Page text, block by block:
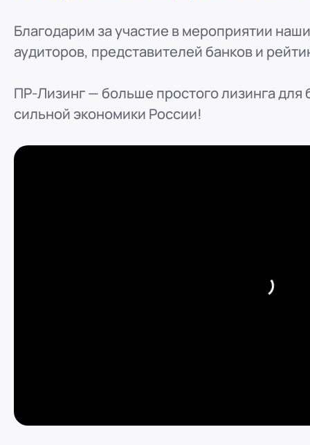
Благодарим за участие в мероприятии
аудиторов, представителей банков и
ПР-Лизинг — больше простого лизинга для
сильной экономики России!